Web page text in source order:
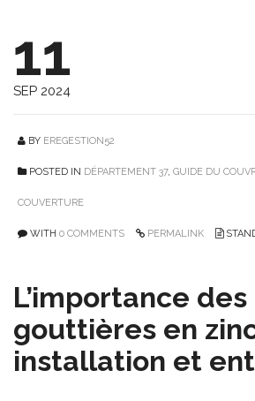
11
SEP 2024
BY EREGESTION52
POSTED IN DÉPARTEMENT 37, GUIDE DU
COUVERTURE
WITH 0 COMMENTS PERMALINK
L’importance des
gouttières en
installation et